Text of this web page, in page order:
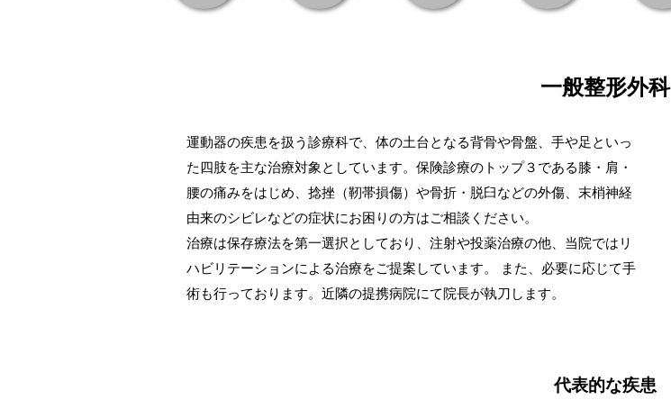
一般整形外科
運動器の疾患を扱う診療科で、体の土台となる背骨や骨盤、手や足といっ
た四肢を主な治療対象としています。保険診療のトップ３である膝・肩・
腰の痛みをはじめ、捻挫（靭帯損傷）や骨折・脱臼などの外傷、末梢神経
由来のシビレなどの症状にお困りの方はご相談ください。
治療は保存療法を第一選択としており、注射や投薬治療の他、当院ではリ
ハビリテーションによる治療をご提案しています。 また、必要に応じて手
術も行っております。近隣の提携病院にて院長が執刀します。
代表的な疾患